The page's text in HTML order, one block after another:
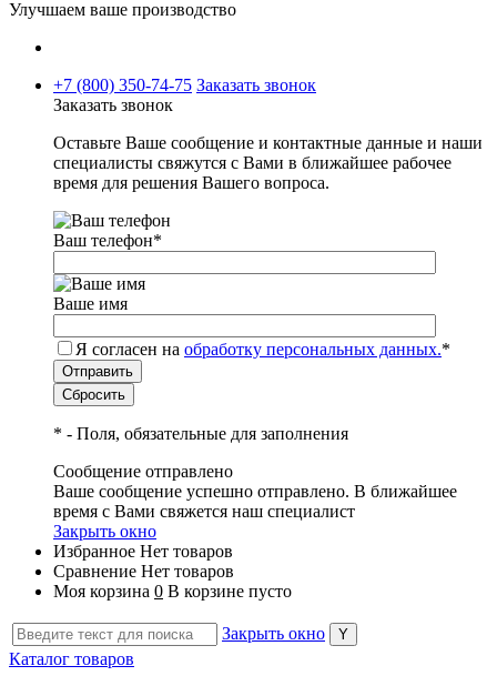
Улучшаем ваше производство
+7 (800) 350-74-75 Заказать звонок
Заказать звонок
Оставьте Ваше сообщение и контактные данные и наши
специалисты свяжутся с Вами в ближайшее рабочее
время для решения Вашего вопроса.
Ваш телефон*
Ваше имя
Я согласен на обработку персональных данных.*
* - Поля, обязательные для заполнения
Сообщение отправлено
Ваше сообщение успешно отправлено. В ближайшее
время с Вами свяжется наш специалист
Закрыть окно
Избранное Нет товаров
Сравнение Нет товаров
Моя корзина 0 В корзине пусто
Закрыть окно
Каталог товаров